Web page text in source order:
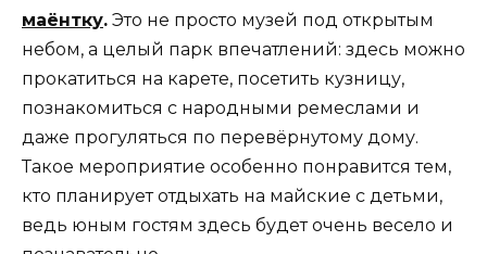
маёнтку. Это не просто музей под открытым
небом, а целый парк впечатлений: здесь можно
прокатиться на карете, посетить кузницу,
познакомиться с народными ремеслами и
даже прогуляться по перевёрнутому дому.
Такое мероприятие особенно понравится тем,
кто планирует отдыхать на майские с детьми,
ведь юным гостям здесь будет очень весело и